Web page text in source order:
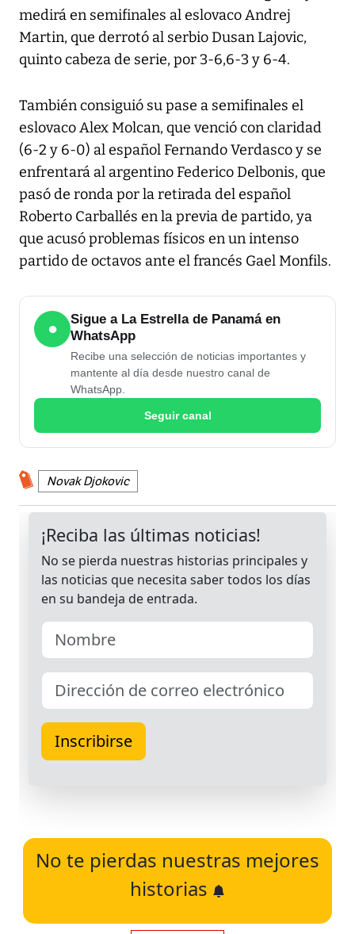
medirá en semifinales al eslovaco Andrej
Martin, que derrotó al serbio Dusan Lajovic,
quinto cabeza de serie, por 3-6,6-3 y 6-4.
También consiguió su pase a semifinales el
eslovaco Alex Molcan, que venció con claridad
(6-2 y 6-0) al español Fernando Verdasco y se
enfrentará al argentino Federico Delbonis, que
pasó de ronda por la retirada del español
Roberto Carballés en la previa de partido, ya
que acusó problemas físicos en un intenso
partido de octavos ante el francés Gael Monfils.
●
Sigue a La Estrella de Panamá en
WhatsApp
Recibe una selección de noticias importantes y
mantente al día desde nuestro canal de
WhatsApp.
Seguir canal
Novak Djokovic
No te pierdas nuestras mejores
historias